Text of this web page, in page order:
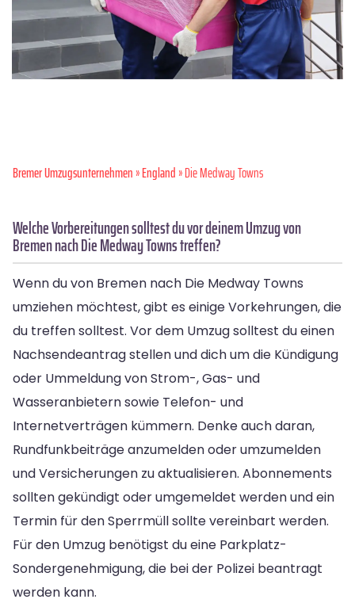
Bremer Umzugsunternehmen»England» Die Medway Towns
Welche Vorbereitungen solltest du vor deinem Umzug von
Bremen nach Die Medway Towns treffen?
Wenn du von Bremen nach Die Medway Towns
umziehen möchtest, gibt es einige Vorkehrungen, die
du treffen solltest. Vor dem Umzug solltest du einen
Nachsendeantrag stellen und dich um die Kündigung
oder Ummeldung von Strom-, Gas- und
Wasseranbietern sowie Telefon- und
Internetverträgen kümmern. Denke auch daran,
Rundfunkbeiträge anzumelden oder umzumelden
und Versicherungen zu aktualisieren. Abonnements
sollten gekündigt oder umgemeldet werden und ein
Termin für den Sperrmüll sollte vereinbart werden.
Für den Umzug benötigst du eine Parkplatz-
Sondergenehmigung, die bei der Polizei beantragt
werden kann.